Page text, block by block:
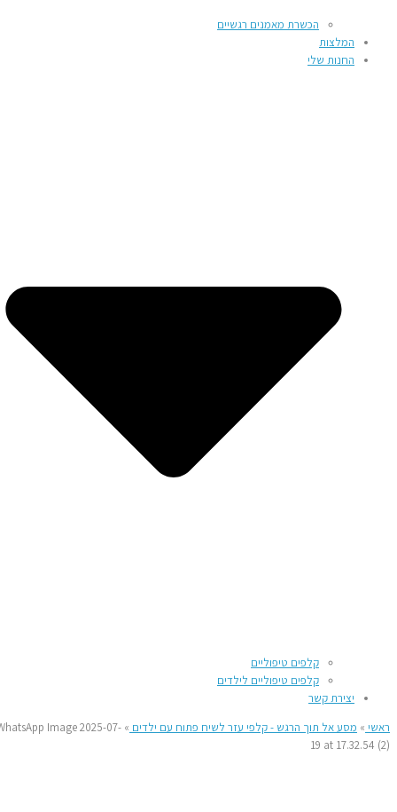
הכשרת מאמנים רגשיים
המלצות
החנות שלי
קלפים טיפוליים
קלפים טיפוליים לילדים
יצירת קשר
ראשי» מסע אל תוך הרגש - קלפי עזר לשיח פתוח עם ילדים»
WhatsApp Image 2025-07-
19 at 17.32.54 (2)